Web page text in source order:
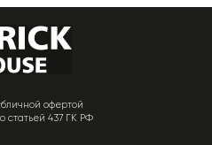
офертой
статьей 437 ГК РФ